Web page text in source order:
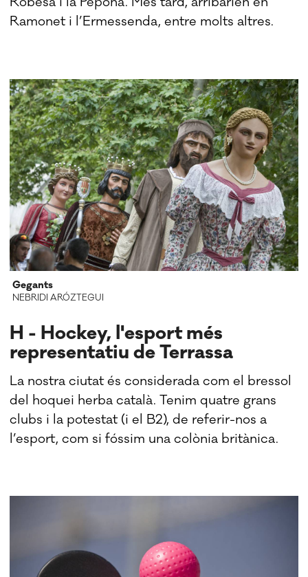
Ramonet i l’Ermessenda, entre molts altres.
Gegants
NEBRIDI ARÓZTEGUI
H - Hockey, l'esport més
representatiu de Terrassa
La nostra ciutat és considerada com el bressol
del hoquei herba català. Tenim quatre grans
clubs i la potestat (i el B2), de referir-nos a
l’esport, com si fóssim una colònia britànica.